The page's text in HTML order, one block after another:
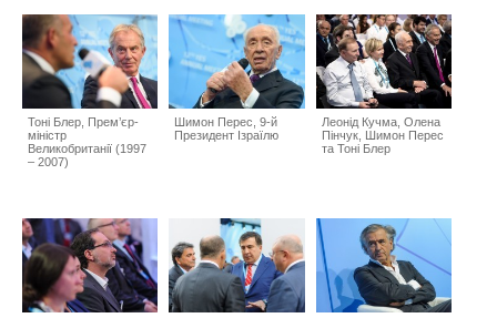
Тоні Блер, Прем’єр-
міністр
Великобританії (1997
– 2007)
Шимон Перес, 9-й
Президент Ізраїлю
Леонід Кучма, Олена
Пінчук, Шимон Перес
та Тоні Блер